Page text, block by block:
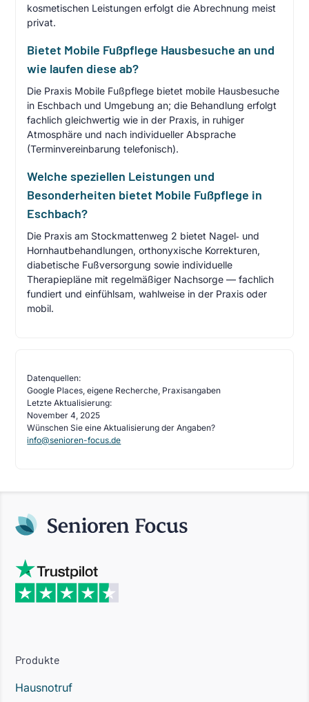
kosmetischen Leistungen erfolgt die Abrechnung meist
privat.
Bietet Mobile Fußpflege Hausbesuche an und
wie laufen diese ab?
Die Praxis Mobile Fußpflege bietet mobile Hausbesuche
in Eschbach und Umgebung an; die Behandlung erfolgt
fachlich gleichwertig wie in der Praxis, in ruhiger
Atmosphäre und nach individueller Absprache
(Terminvereinbarung telefonisch).
Welche speziellen Leistungen und
Besonderheiten bietet Mobile Fußpflege in
Eschbach?
Die Praxis am Stockmattenweg 2 bietet Nagel‑ und
Hornhautbehandlungen, orthonyxische Korrekturen,
diabetische Fußversorgung sowie individuelle
Therapiepläne mit regelmäßiger Nachsorge — fachlich
fundiert und einfühlsam, wahlweise in der Praxis oder
mobil.
Datenquellen:
Google Places, eigene Recherche, Praxisangaben
Letzte Aktualisierung:
November 4, 2025
Wünschen Sie eine Aktualisierung der Angaben?
info@senioren-focus.de
Produkte
Hausnotruf